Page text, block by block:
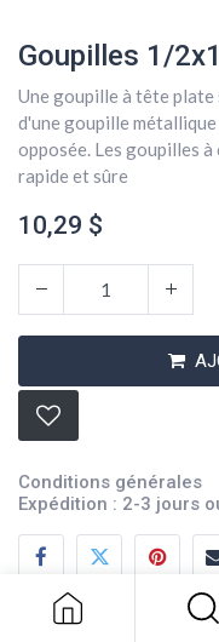
Goupilles 1/2x1
Une goupille à tête plate
d'une goupille
opposée. Les goupilles
rapide et sûre
10,29 $
Conditions générales
Expédition : 2-3 jours
Goupilles
10,29$